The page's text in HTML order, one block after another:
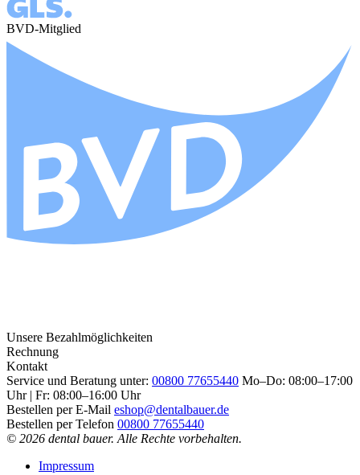
BVD-Mitglied
Unsere Bezahlmöglichkeiten
Rechnung
Kontakt
Service und Beratung unter: 00800 77655440 Mo–Do: 08:00–17:00
Uhr | Fr: 08:00–16:00 Uhr
Bestellen per E-Mail eshop@dentalbauer.de
Bestellen per Telefon 00800 77655440
© 2026 dental bauer. Alle Rechte vorbehalten.
Impressum